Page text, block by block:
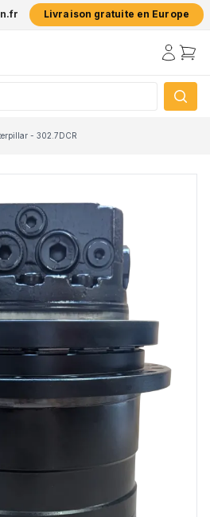
Livraison gratuite en Europe
- 302.7DCR